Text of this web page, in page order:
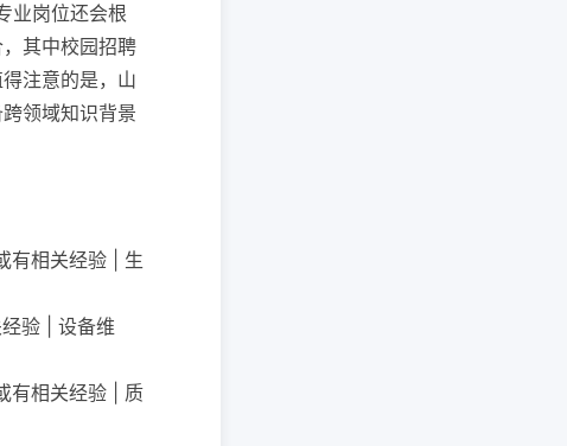
业岗位还会根
其中校园招聘
注意的是，山
领域知识背景
有相关经验 | 生
验 | 设备维
有相关经验 | 质